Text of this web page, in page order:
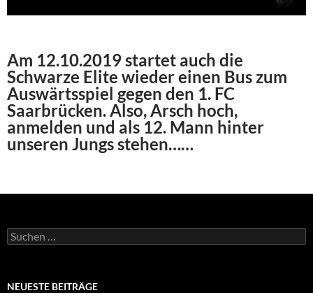
Am 12.10.2019 startet auch die
Schwarze Elite wieder einen Bus zum
Auswärtsspiel gegen den 1. FC
Saarbrücken. Also, Arsch hoch,
anmelden und als 12. Mann hinter
unseren Jungs stehen……
Suchen
nach:
NEUESTE BEITRÄGE